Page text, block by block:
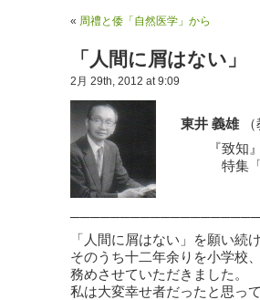
« 周禮と倭「自然医学」から
「人間に屑はない」
2月 29th, 2012 at 9:09
東井 義雄（
『致知』
特集「花
「人間に屑はない」を願い続
そのうち十二年余りを小学校
務めさせていただきました。
私は大変幸せ者だったと思っ